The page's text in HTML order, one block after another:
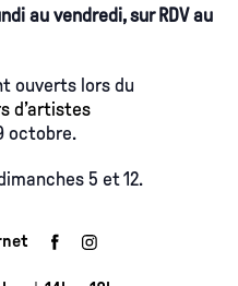
au vendredi, sur RDV au
ouverts lors du
d’artistes
octobre.
5 et 12.